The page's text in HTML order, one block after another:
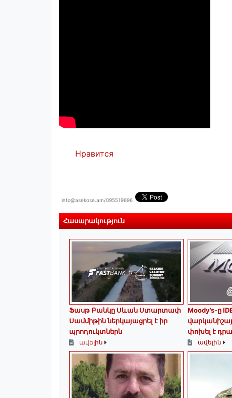
Нравится
info@asekose.am/095519696
Հասարակություն
Ֆասթ Բանկը Սևան Ստարտափ
Սամմիթին ներկայացրել է իր
պրոդուկտներն
ավելին
Moody’s-ը
փոխել է
ավելին